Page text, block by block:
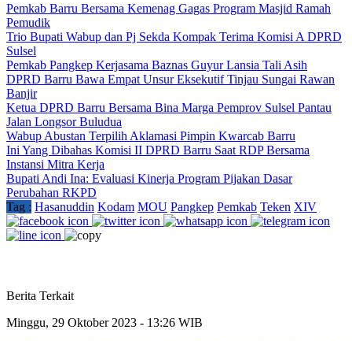
Pemkab Barru Bersama Kemenag Gagas Program Masjid Ramah
Pemudik
Trio Bupati Wabup dan Pj Sekda Kompak Terima Komisi A DPRD
Sulsel
Pemkab Pangkep Kerjasama Baznas Guyur Lansia Tali Asih
DPRD Barru Bawa Empat Unsur Eksekutif Tinjau Sungai Rawan
Banjir
Ketua DPRD Barru Bersama Bina Marga Pemprov Sulsel Pantau
Jalan Longsor Buludua
Wabup Abustan Terpilih Aklamasi Pimpin Kwarcab Barru
Ini Yang Dibahas Komisi II DPRD Barru Saat RDP Bersama
Instansi Mitra Kerja
Bupati Andi Ina: Evaluasi Kinerja Program Pijakan Dasar
Perubahan RKPD
Tag : Hasanuddin Kodam MOU Pangkep Pemkab Teken XIV
Berita Terkait
Minggu, 29 Oktober 2023 - 13:26 WIB